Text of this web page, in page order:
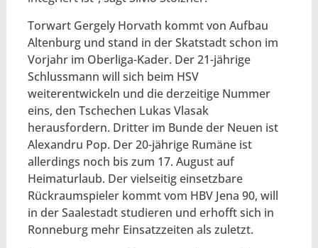
Torwart Gergely Horvath kommt von Aufbau
Altenburg und stand in der Skatstadt schon im
Vorjahr im Oberliga-Kader. Der 21-jährige
Schlussmann will sich beim HSV
weiterentwickeln und die derzeitige Nummer
eins, den Tschechen Lukas Vlasak
herausfordern. Dritter im Bunde der Neuen ist
Alexandru Pop. Der 20-jährige Rumäne ist
allerdings noch bis zum 17. August auf
Heimaturlaub. Der vielseitig einsetzbare
Rückraumspieler kommt vom HBV Jena 90, will
in der Saalestadt studieren und erhofft sich in
Ronneburg mehr Einsatzzeiten als zuletzt.